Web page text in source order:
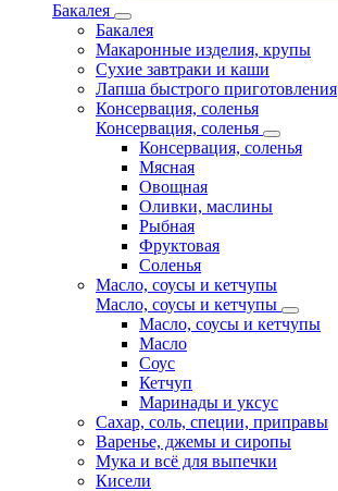
Бакалея
Бакалея
Макаронные изделия, крупы
Сухие завтраки и каши
Лапша быстрого приготовления
Консервация, соленья
Консервация, соленья
Консервация, соленья
Мясная
Овощная
Оливки, маслины
Рыбная
Фруктовая
Соленья
Масло, соусы и кетчупы
Масло, соусы и кетчупы
Масло, соусы и кетчупы
Масло
Соус
Кетчуп
Маринады и уксус
Сахар, соль, специи, приправы
Варенье, джемы и сиропы
Мука и всё для выпечки
Кисели